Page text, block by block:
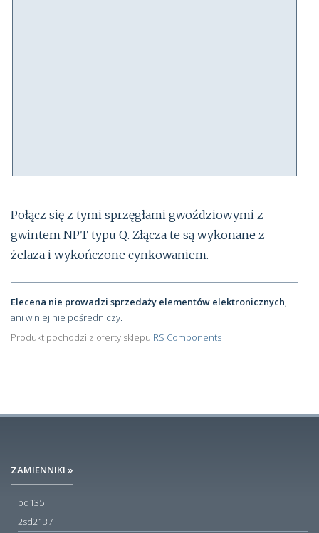
Połącz się z tymi sprzęgłami gwoździowymi z
gwintem NPT typu Q. Złącza te są wykonane z
żelaza i wykończone cynkowaniem.
Elecena nie prowadzi sprzedaży elementów elektronicznych
ani w niej nie pośredniczy.
Produkt pochodzi z oferty sklepu RS Components
ZAMIENNIKI »
bd135
2sd2137